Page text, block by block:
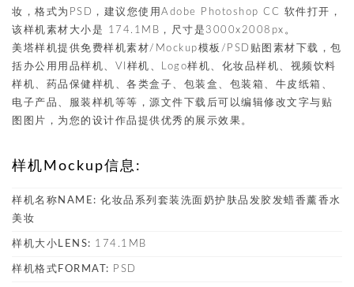
妆，格式为PSD，建议您使用Adobe Photoshop CC 软件打开，
该样机素材大小是 174.1MB，尺寸是3000x2008px。
美塔样机提供免费样机素材/Mockup模板/PSD贴图素材下载，包
括办公用用品样机、VI样机、Logo样机、化妆品样机、视频饮料
样机、药品保健样机、各类盒子、包装盒、包装箱、牛皮纸箱、
电子产品、服装样机等等，源文件下载后可以编辑修改文字与贴
图图片，为您的设计作品提供优秀的展示效果。
样机Mockup信息:
样机名称NAME: 化妆品系列套装洗面奶护肤品发胶发蜡香薰香水
美妆
样机大小LENS: 174.1MB
样机格式FORMAT: PSD